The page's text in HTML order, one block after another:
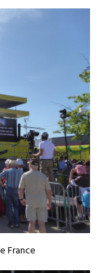
France